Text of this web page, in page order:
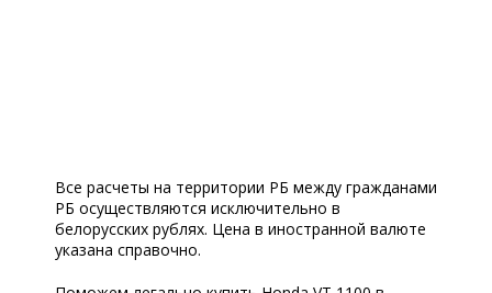
Все расчеты на территории РБ между гражданами
РБ осуществляются исключительно в
белорусских рублях. Цена в иностранной валюте
указана справочно.